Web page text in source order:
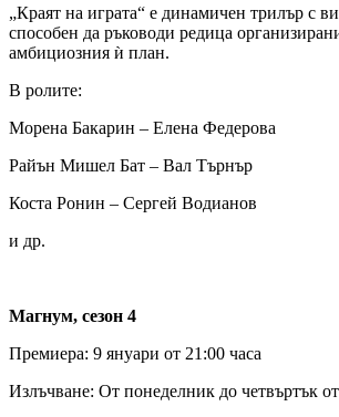
„Краят на играта“ е динамичен трилър с
способен да ръководи редица
амбициозния ѝ план.
В ролите:
Морена Бакарин – Елена Федерова
Райън Мишел Бат – Вал Търнър
Коста Ронин – Сергей Водианов
и др.
Магнум, сезон 4
Премиера: 9 януари от 21:00 часа
Излъчване: От понеделник до четвъртък